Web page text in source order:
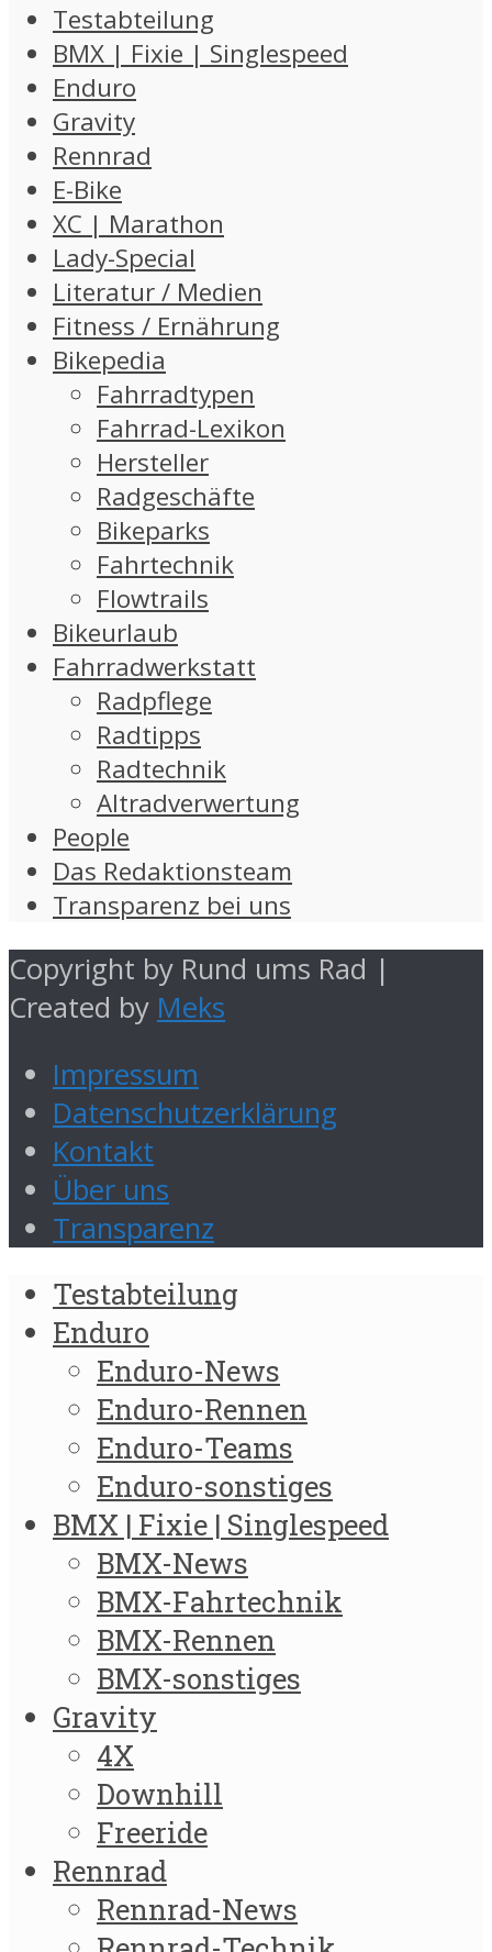
Testabteilung
BMX | Fixie | Singlespeed
Enduro
Gravity
Rennrad
E-Bike
XC | Marathon
Lady-Special
Literatur / Medien
Fitness / Ernährung
Bikepedia
Fahrradtypen
Fahrrad-Lexikon
Hersteller
Radgeschäfte
Bikeparks
Fahrtechnik
Flowtrails
Bikeurlaub
Fahrradwerkstatt
Radpflege
Radtipps
Radtechnik
Altradverwertung
People
Das Redaktionsteam
Transparenz bei uns
Copyright by Rund ums Rad |
Created by Meks
Impressum
Datenschutzerklärung
Kontakt
Über uns
Transparenz
Testabteilung
Enduro
Enduro-News
Enduro-Rennen
Enduro-Teams
Enduro-sonstiges
BMX | Fixie | Singlespeed
BMX-News
BMX-Fahrtechnik
BMX-Rennen
BMX-sonstiges
Gravity
4X
Downhill
Freeride
Rennrad
Rennrad-News